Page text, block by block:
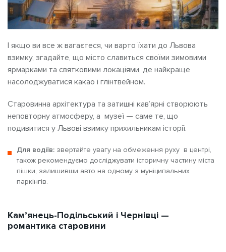
І якщо ви все ж вагаєтеся, чи варто їхати до Львова
взимку, згадайте, що місто славиться своїми зимовими
ярмарками та святковими локаціями, де найкраще
насолоджуватися какао і глінтвейном.
Старовинна архітектура та затишні кав’ярні створюють
неповторну атмосферу, а музеї — саме те, що
подивитися у Львові взимку прихильникам історії.
Для водіїв: звертайте увагу на обмеження руху в центрі,
також рекомендуємо досліджувати історичну частину міста
пішки, залишивши авто на одному з муніципальних
паркінгів.
Кам’янець-Подільський і Чернівці —
романтика старовини